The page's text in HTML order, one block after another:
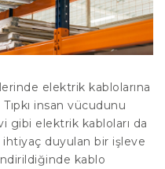
elektrik kablolarına
insan vücudunu
gibi elektrik kabloları da
duyulan bir işleve
kablo